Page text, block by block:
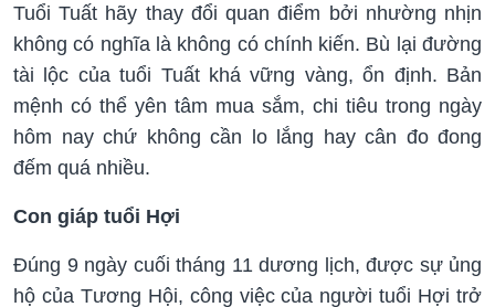
Tuổi Tuất hãy thay đổi quan điểm bởi nhường nhịn
không có nghĩa là không có chính kiến. Bù lại đường
tài lộc của tuổi Tuất khá vững vàng, ổn định. Bản
mệnh có thể yên tâm mua sắm, chi tiêu trong ngày
hôm nay chứ không cần lo lắng hay cân đo đong
đếm quá nhiều.
Con giáp tuổi Hợi
Đúng 9 ngày cuối tháng 11 dương lịch, được sự ủng
hộ của Tương Hội, công việc của người tuổi Hợi trở